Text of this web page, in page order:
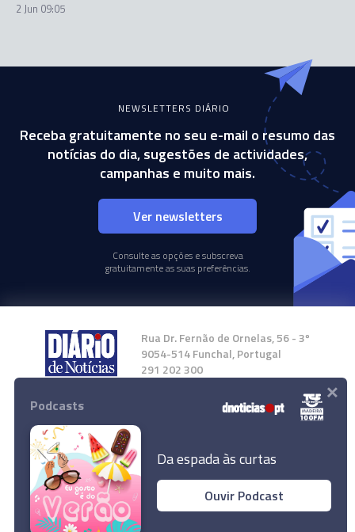
2 Jun 09:05
NEWSLETTERS DIÁRIO
Receba gratuitamente no seu e-mail o resumo das
notícias do dia, sugestões de actividades,
campanhas e muito mais.
Ver newsletters
Consulte as opções e subscreva
gratuitamente as suas preferências.
Rua Dr. Fernão de Ornelas, 56 - 3º
9054-514 Funchal, Portugal
291 202 300
Instale a nossa App
© 2024 Empresa Diário de Notícias, Lda.
Todos os direitos reservados.
Podcasts
Da espada às curtas
Ouvir Podcast
×